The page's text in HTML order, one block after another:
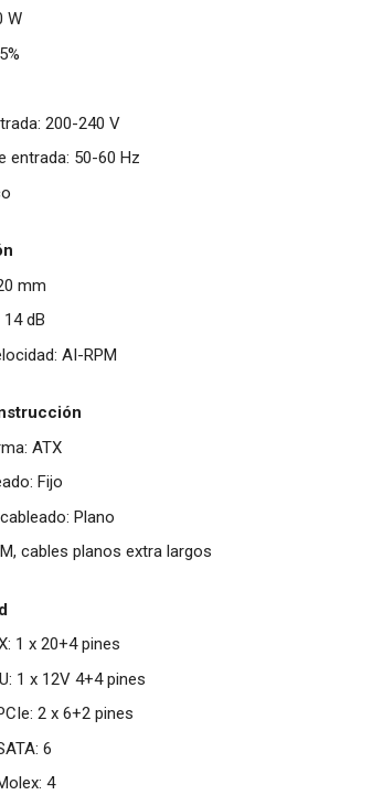
W
200-240 V
entrada: 50-60 Hz
mm
dB
AI-RPM
ATX
Fijo
Plano
cables planos extra largos
1 x 20+4 pines
1 x 12V 4+4 pines
2 x 6+2 pines
6
4